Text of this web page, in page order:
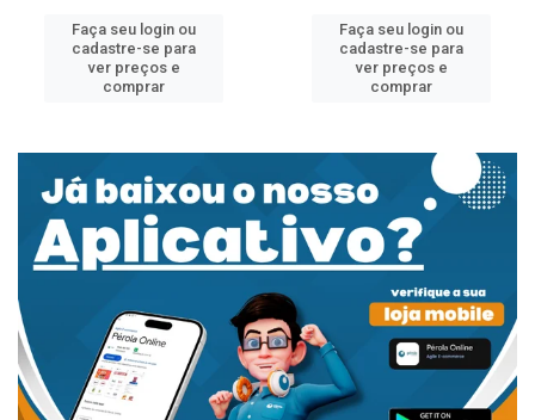
Faça seu login ou
cadastre-se para
ver preços e
comprar
Faça seu login ou
cadastre-se para
ver preços e
comprar